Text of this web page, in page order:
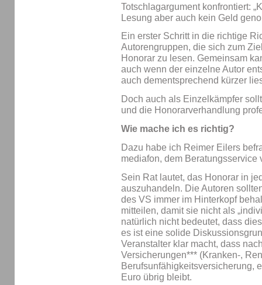
Totschlagargument konfrontiert:
Lesung aber auch kein Geld
Ein erster Schritt in die richtige
Autorengruppen, die sich zum
Honorar zu lesen. Gemeinsam
auch wenn der einzelne Autor
auch dementsprechend kürzer
Doch auch als Einzelkämpfer
und die Honorarverhandlung
Wie mache ich es richtig?
Dazu habe ich Reimer Eilers
mediafon, dem
Sein Rat lautet, das Honorar in
auszuhandeln. Die Autoren
des VS immer im Hinterkopf
mitteilen, damit sie nicht als
natürlich nicht bedeutet, dass
es ist eine solide
Veranstalter klar macht, dass
Versicherungen*** (Kranken-,
Berufsunfähigkeitsversicherung,
Euro übrig bleibt.